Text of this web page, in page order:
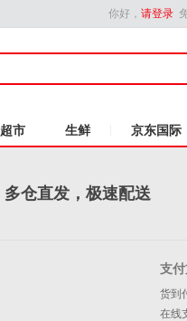
你好， 请登录
超市 生鲜 京东国际
多仓直发，极速配送
支
货到
在线